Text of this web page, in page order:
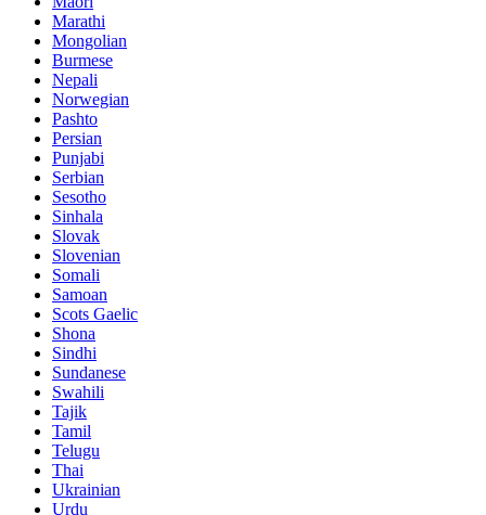
Marathi
Mongolian
Burmese
Nepali
Norwegian
Pashto
Persian
Punjabi
Serbian
Sesotho
Sinhala
Slovak
Slovenian
Somali
Samoan
Scots Gaelic
Shona
Sindhi
Sundanese
Swahili
Tajik
Tamil
Telugu
Thai
Ukrainian
Urdu